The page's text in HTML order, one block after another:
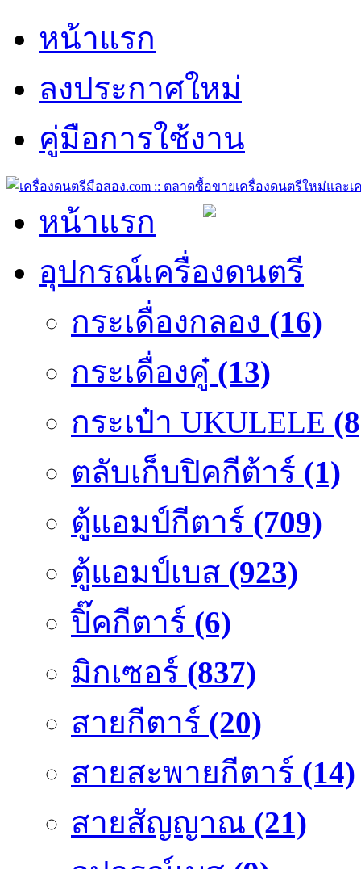
หน้าแรก
ลงประกาศใหม่
คู่มือการใช้งาน
หน้าแรก
อุปกรณ์เครื่องดนตรี
กระเดื่องกลอง (16)
กระเดื่องคู๋ (13)
กระเป๋า UKULELE
ตลับเก็บปิคกีต้าร์ (1)
ตู้แอมป์กีตาร์ (709)
ตู้แอมป์เบส (923)
ปิ๊คกีตาร์ (6)
มิกเซอร์ (837)
สายกีตาร์ (20)
สายสะพายกีตาร์ (14)
สายสัญญาณ (21)